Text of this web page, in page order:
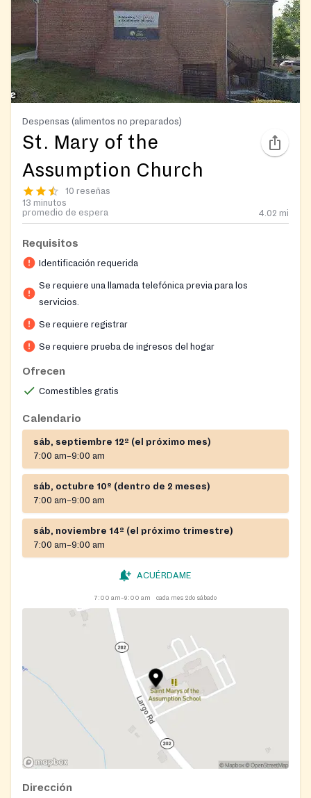
Despensas (alimentos no preparados)
St. Mary of the
Assumption Church
10 reseñas
13 minutos
promedio de espera
4.02 mi
Requisitos
Identificación requerida
Se requiere una llamada telefónica previa para los
servicios.
Se requiere registrar
Se requiere prueba de ingresos del hogar
Ofrecen
Comestibles gratis
Calendario
sáb, septiembre 12º (el próximo mes)
7:00 am–9:00 am
sáb, octubre 10º (dentro de 2 meses)
7:00 am–9:00 am
sáb, noviembre 14º (el próximo trimestre)
7:00 am–9:00 am
ACUÉRDAME
7:00 am–9:00 am cada mes 2do sábado
Dirección